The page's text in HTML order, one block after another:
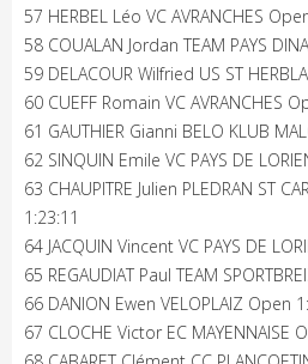
57 HERBEL Léo VC AVRANCHES
58 COUALAN Jordan TEAM PAYS
59 DELACOUR Wilfried US ST
60 CUEFF Romain VC AVRANCHES
61 GAUTHIER Gianni BELO KLUB
62 SINQUIN Emile VC PAYS DE
63 CHAUPITRE Julien PLEDRAN ST
1:23:11
64 JACQUIN Vincent VC PAYS DE
65 REGAUDIAT Paul TEAM
66 DANION Ewen VELOPLAIZ Open
67 CLOCHE Victor EC MAYENNAISE